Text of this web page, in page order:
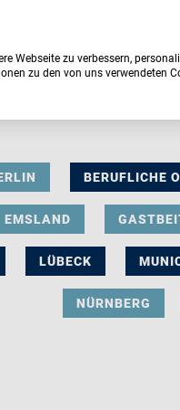
BERUFLICHE
EMSLAND
LÜBECK
NÜRNBERG
Webseite zu verbessern,
zu den von uns verwendeten